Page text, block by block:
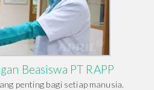
Beasiswa PT RAPP
penting bagi setiap manusia.